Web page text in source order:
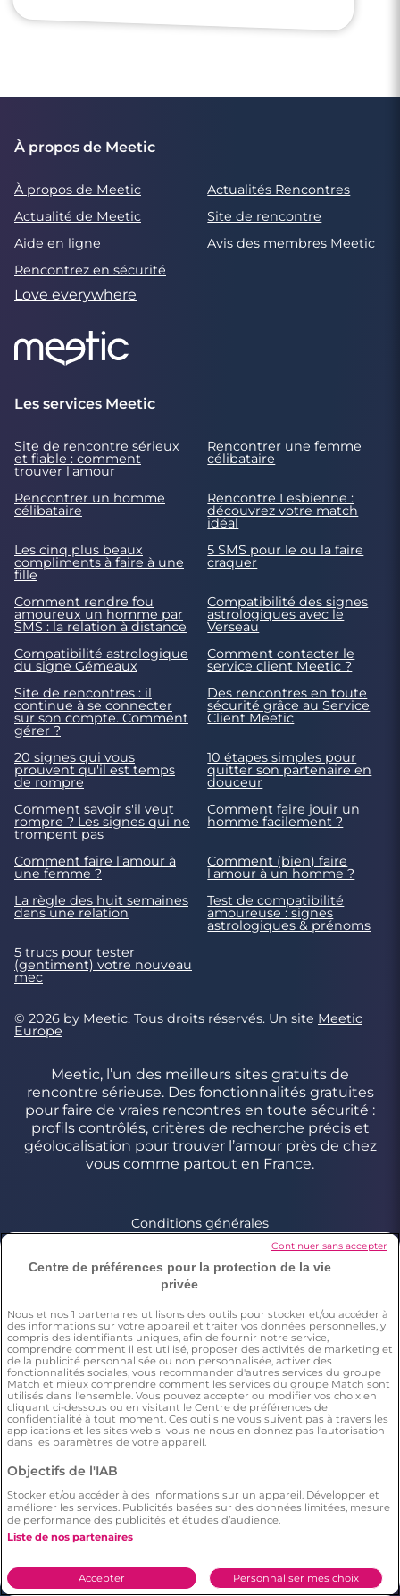
À propos de Meetic
À propos de Meetic
Actualités Rencontres
Actualité de Meetic
Site de rencontre
Aide en ligne
Avis des membres Meetic
Rencontrez en sécurité
Love everywhere
Les services Meetic
Site de rencontre sérieux
et fiable : comment
trouver l'amour
Rencontrer une femme
célibataire
Rencontrer un homme
célibataire
Rencontre Lesbienne :
découvrez votre match
idéal
Les cinq plus beaux
compliments à faire à une
fille
5 SMS pour le ou la faire
craquer
Comment rendre fou
amoureux un homme par
SMS : la relation à distance
Compatibilité des signes
astrologiques avec le
Verseau
Compatibilité astrologique
du signe Gémeaux
Comment contacter le
service client Meetic ?
Site de rencontres : il
continue à se connecter
sur son compte. Comment
gérer ?
Des rencontres en toute
sécurité grâce au Service
Client Meetic
20 signes qui vous
prouvent qu'il est temps
de rompre
10 étapes simples pour
quitter son partenaire en
douceur
Comment savoir s'il veut
rompre ? Les signes qui ne
trompent pas
Comment faire jouir un
homme facilement ?
Comment faire l’amour à
une femme ?
Comment (bien) faire
l'amour à un homme ?
La règle des huit semaines
dans une relation
Test de compatibilité
amoureuse : signes
astrologiques & prénoms
5 trucs pour tester
(gentiment) votre nouveau
mec
© 2026 by Meetic. Tous droits réservés. Un site Meetic
Europe
Meetic, l’un des meilleurs sites gratuits de
rencontre sérieuse. Des fonctionnalités gratuites
pour faire de vraies rencontres en toute sécurité :
profils contrôlés, critères de recherche précis et
géolocalisation pour trouver l’amour près de chez
vous comme partout en France.
Conditions générales
Charte d’utilisation des cookies
Politique de confidentialité
Conditions Générales applicables aux Events
Signaler un contenu illégal
*Estimation du nombre de personnes ayant déjà fait une
rencontre sur Meetic en France, Italie et Espagne. Chiffre obtenu
par l’extrapolation des résultats d’une enquête réalisée par
Dynata en décembre 2023, sur 6011 personnes résidant en
France, Italie et Espagne âgés de plus de 18 ans,par rapport à la
population totale de cette tranche d’âge dans ces pays(Source
Eurostat 2023). Il résulte de cette étude que respectivement 15%
déclaré avoir déjà fait une rencontre sur Meetic.
***Enquête menée par Dynata en décembre 2023, auprès d'un
échantillon représentatif de 2006 personnes de 18 ans et plus en
France. Il résulte de cette étude statistique que le nombre
d'utilisateurs sur Meetic (=397 répondants) a un plus grand
aux autres sites/applications de rencontre.
****Selon une étude Dynata réalisée en décembre 2023 auprès
Centre de préférences pour la protection de la vie
privée
Nous et nos 1 partenaires utilisons des outils pour stocker et/ou accéder à
des informations sur votre appareil et traiter vos données personnelles, y
compris des identifiants uniques, afin de fournir notre service,
comprendre comment il est utilisé, proposer des activités de marketing et
de la publicité personnalisée ou non personnalisée, activer des
fonctionnalités sociales, vous recommander d'autres services du groupe
Match et mieux comprendre comment les services du groupe Match sont
utilisés dans l'ensemble. Vous pouvez accepter ou modifier vos choix en
cliquant ci-dessous ou en visitant le Centre de préférences de
confidentialité à tout moment. Ces outils ne vous suivent pas à travers les
applications et les sites web si vous ne nous en donnez pas l'autorisation
dans les paramètres de votre appareil.
Objectifs de l'IAB
Stocker et/ou accéder à des informations sur un appareil. Développer et
améliorer les services. Publicités basées sur des données limitées, mesure
de performance des publicités et études d’audience.
Liste de nos partenaires
Personnaliser mes choix
Accepter
Continuer sans accepter